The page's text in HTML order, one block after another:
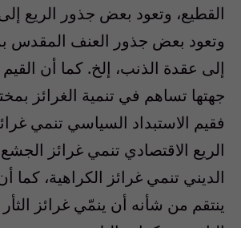
القطيع، وتعود بعض جذور الريع
وتعود بعض جذور العنف المقدس
إلى عقدة الذنب، إلخ. كما أن القيم
جهتها تساهم في تنمية الغرائز
فقيم الاستبداد السياسي تنمي
الريع الاقتصادي تنمي غرائز
الديني تنمي غرائز الكراهية، كما
ينتقم من شأنه أن ينمّي غرائز الثأر